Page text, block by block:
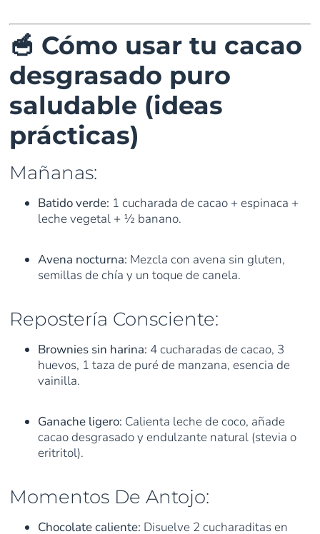
🥣 Cómo usar tu cacao
desgrasado puro
saludable (ideas
prácticas)
Mañanas:
Batido verde: 1 cucharada de cacao + espinaca +
leche vegetal + ½ banano.
Avena nocturna: Mezcla con avena sin gluten,
semillas de chía y un toque de canela.
Repostería Consciente:
Brownies sin harina: 4 cucharadas de cacao, 3
huevos, 1 taza de puré de manzana, esencia de
vainilla.
Ganache ligero: Calienta leche de coco, añade
cacao desgrasado y endulzante natural (stevia o
eritritol).
Momentos De Antojo:
Chocolate caliente: Disuelve 2 cucharaditas en